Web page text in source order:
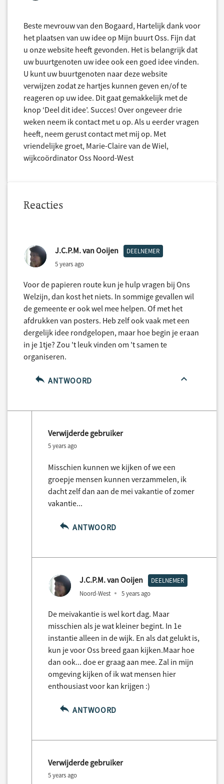
Beste mevrouw van den Bogaard, Hartelijk dank voor
het plaatsen van uw idee op Mijn buurt Oss. Fijn dat
u onze website heeft gevonden. Het is belangrijk dat
uw buurtgenoten uw idee ook een goed idee vinden.
U kunt uw buurtgenoten naar deze website
verwijzen zodat ze hartjes kunnen geven en/of te
reageren op uw idee. Dit gaat gemakkelijk met de
knop ‘Deel dit idee’. Succes! Over ongeveer drie
weken neem ik contact met u op. Als u eerder vragen
heeft, neem gerust contact met mij op. Met
vriendelijke groet, Marie-Claire van de Wiel,
wijkcoördinator Oss Noord-West
Reacties
J.C.P.M. van Ooijen DEELNEMER
5 years ago
Voor de papieren route kun je hulp vragen bij Ons
Welzijn, dan kost het niets. In sommige gevallen wil
de gemeente er ook wel mee helpen. Of met het
afdrukken van posters. Heb zelf ook vaak met een
dergelijk idee rondgelopen, maar hoe begin je eraan
in je 1tje? Zou 't leuk vinden om 't samen te
organiseren.
ANTWOORD
Verwijderde gebruiker
5 years ago
Misschien kunnen we kijken of we een
groepje mensen kunnen verzammelen, ik
dacht zelf dan aan de mei vakantie of zomer
vakantie...
ANTWOORD
J.C.P.M. van Ooijen DEELNEMER
Noord-West 5 years ago
De meivakantie is wel kort dag. Maar
misschien als je wat kleiner begint. In 1e
instantie alleen in de wijk. En als dat gelukt is,
kun je voor Oss breed gaan kijken.Maar hoe
dan ook... doe er graag aan mee. Zal in mijn
omgeving kijken of ik wat mensen hier
enthousiast voor kan krijgen :)
ANTWOORD
Verwijderde gebruiker
5 years ago